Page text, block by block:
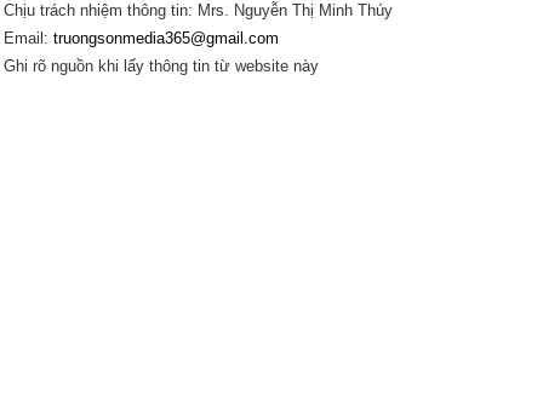
Chịu trách nhiệm thông tin: Mrs. Nguyễn Thị Minh Thúy
Email: truongsonmedia365@gmail.com
Ghi rõ nguồn khi lấy thông tin từ website này